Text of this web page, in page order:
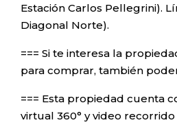
Estación Carlos Pellegrini).
Diagonal Norte).
=== Si te interesa la
para comprar, también
=== Esta propiedad cuenta
virtual 360° y video recorrido